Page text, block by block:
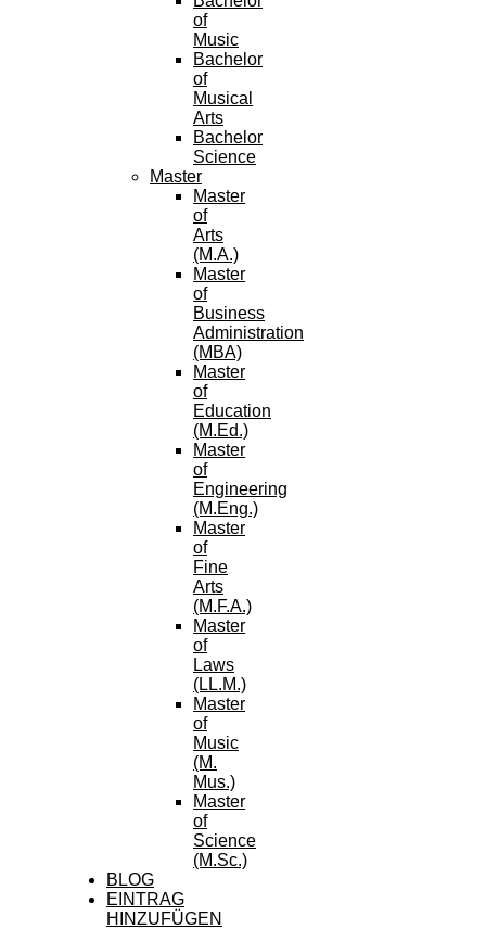
of
Music
Bachelor
of
Musical
Arts
Bachelor
Science
Master
Master
of
Arts
(M.A.)
Master
of
Business
Administration
(MBA)
Master
of
Education
(M.Ed.)
Master
of
Engineering
(M.Eng.)
Master
of
Fine
Arts
(M.F.A.)
Master
of
Laws
(LL.M.)
Master
of
Music
(M.
Mus.)
Master
of
Science
(M.Sc.)
BLOG
EINTRAG
HINZUFÜGEN